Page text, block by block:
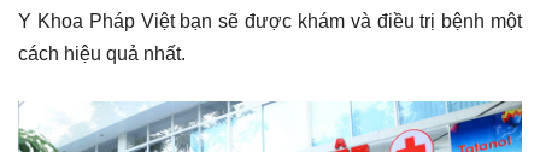
Y Khoa Pháp Việt bạn sẽ được khám và điều trị bệnh một
cách hiệu quả nhất.